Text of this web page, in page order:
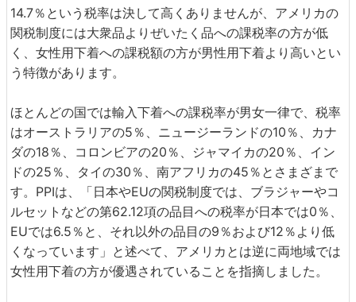
14.7％という税率は決して高くありませんが、アメリカの
関税制度には大衆品よりぜいたく品への課税率の方が低
く、女性用下着への課税額の方が男性用下着より高いとい
う特徴があります。
ほとんどの国では輸入下着への課税率が男女一律で、税率
はオーストラリアの5％、ニュージーランドの10％、カナ
ダの18％、コロンビアの20％、ジャマイカの20％、イン
ドの25％、タイの30％、南アフリカの45％とさまざまで
す。PPIは、「日本やEUの関税制度では、ブラジャーやコ
ルセットなどの第62.12項の品目への税率が日本では0％、
EUでは6.5％と、それ以外の品目の9％および12％より低
くなっています」と述べて、アメリカとは逆に両地域では
女性用下着の方が優遇されていることを指摘しました。